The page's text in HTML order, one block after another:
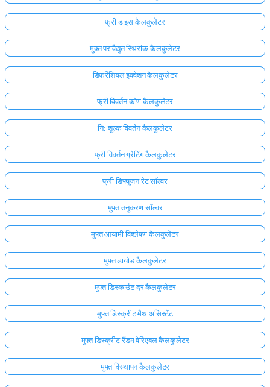
यहाँ
लॉग
इन
करें!
फ्री डाइस कैलकुलेटर
मुक्त परावैद्युत स्थिरांक कैलकुलेटर
डिफरेंशियल इक्वेशन कैलकुलेटर
फ्री विवर्तन कोण कैलकुलेटर
नि: शुल्क विवर्तन कैलकुलेटर
फ्री विवर्तन ग्रेटिंग कैलकुलेटर
फ्री डिफ्यूजन रेट सॉल्वर
मुफ्त तनुकरण सॉल्वर
मुफ्त आयामी विश्लेषण कैलकुलेटर
मुफ्त डायोड कैलकुलेटर
मुफ्त डिस्काउंट दर कैलकुलेटर
मुफ्त डिस्क्रीट मैथ असिस्टेंट
मुफ्त डिस्क्रीट रैंडम वेरिएबल कैलकुलेटर
मुफ्त विस्थापन कैलकुलेटर